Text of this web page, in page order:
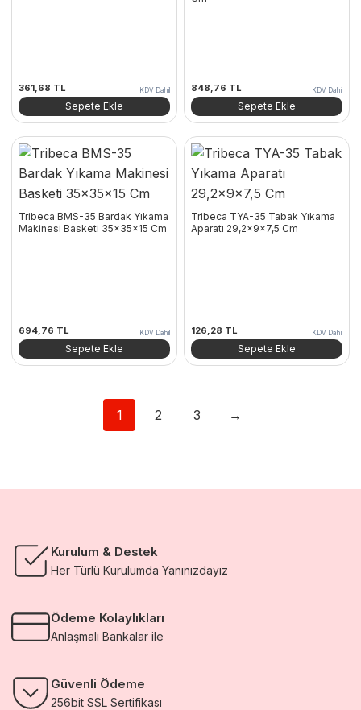
361,68 TL KDV Dahil
Sepete Ekle
848,76 TL KDV Dahil
Sepete Ekle
Tribeca BMS-35 Bardak Yıkama
Makinesi Basketi 35x35x15 Cm
694,76 TL KDV Dahil
Sepete Ekle
Tribeca TYA-35 Tabak Yıkama
Aparatı 29,2x9x7,5 Cm
126,28 TL KDV Dahil
Sepete Ekle
1 2 3 →
Kurulum & Destek
Her Türlü Kurulumda Yanınızdayız
Ödeme Kolaylıkları
Anlaşmalı Bankalar ile
Güvenli Ödeme
256bit SSL Sertifikası